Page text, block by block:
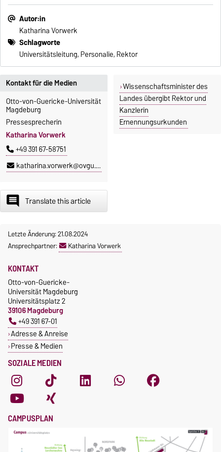
Autor:in
Katharina Vorwerk
Schlagworte
Universitätsleitung, Personalie, Rektor
Kontakt für die Medien
Otto-von-Guericke-Universität
Magdeburg
Pressesprecherin
Katharina Vorwerk
+49 391 67-58751
katharina.vorwerk@ovgu.de
Wissenschaftsminister des
Landes übergibt Rektor und
Kanzlerin
Ernennungsurkunden
insert_comment Translate this article
Letzte Änderung: 21.08.2024
Ansprechpartner:
Katharina Vorwerk
SOZIALE MEDIEN
KONTAKT
Otto-von-Guericke-
Universität Magdeburg
Universitätsplatz 2
39106 Magdeburg
+49 391 67-01
Adresse & Anreise
Presse & Medien
CAMPUSPLAN